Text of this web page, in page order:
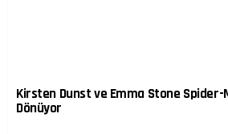
Kirsten Dunst ve Emma Stone Spider-
Dönüyor